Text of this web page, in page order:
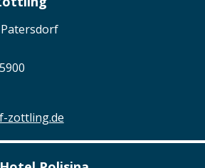
zottling.de